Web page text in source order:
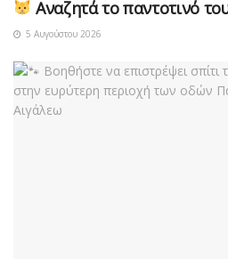
Αναζητά το παντοτινό
5 Αυγούστου 2026